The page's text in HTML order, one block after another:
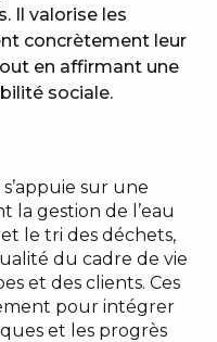
Il valorise les
concrètement leur
en affirmant une
sociale.
sur une
la gestion de l’eau
le tri des déchets,
du cadre de vie
et des clients. Ces
pour intégrer
et les progrès